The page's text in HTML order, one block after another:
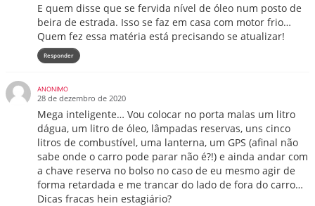
E quem disse que se fervida nível de óleo num posto de
beira de estrada. Isso se faz em casa com motor frio…
Quem fez essa matéria está precisando se atualizar!
Responder
ANONIMO
28 de dezembro de 2020
Mega inteligente… Vou colocar no porta malas um litro
dágua, um litro de óleo, lâmpadas reservas, uns cinco
litros de combustível, uma lanterna, um GPS (afinal não
sabe onde o carro pode parar não é?!) e ainda andar com
a chave reserva no bolso no caso de eu mesmo agir de
forma retardada e me trancar do lado de fora do carro…
Dicas fracas hein estagiário?